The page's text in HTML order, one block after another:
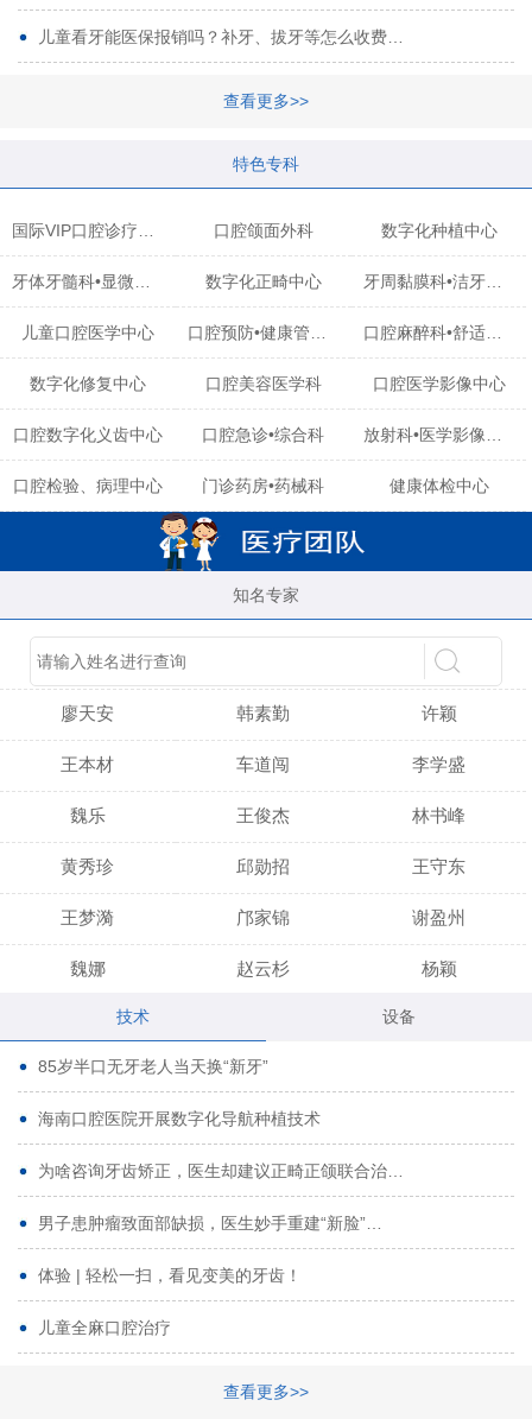
儿童看牙能医保报销吗？补牙、拔牙等怎么收费…
查看更多>>
特色专科
口腔颌面外科 数字化种植中心
数字化正畸中心 牙周黏膜科•洁牙中心
儿童口腔医学中心 口腔麻醉科•舒适化诊疗中心
数字化修复中心 口腔美容医学科 口腔医学影像中心
口腔数字化义齿中心 口腔急诊•综合科
口腔检验、病理中心 门诊药房•药械科 健康体检中心
知名专家
陈育玲 吴晓桃
廖天安 韩素勤 许颖
王本材 车道闯 李学盛
魏乐 王俊杰 林书峰
黄秀珍 邱勋招 王守东
王梦漪 邝家锦 谢盈州
魏娜 赵云杉 杨颖
黄启龙
代艳虹 林芳诚
曹香林 姜炳华
姚宗将 梁春晓
林夏羽 颜晶
路娜 商晔
周碧玲
技术 设备
85岁半口无牙老人当天换“新牙”
海南口腔医院开展数字化导航种植技术
为啥咨询牙齿矫正，医生却建议正畸正颌联合治…
男子患肿瘤致面部缺损，医生妙手重建“新脸”…
体验 | 轻松一扫，看见变美的牙齿！
儿童全麻口腔治疗
查看更多>>